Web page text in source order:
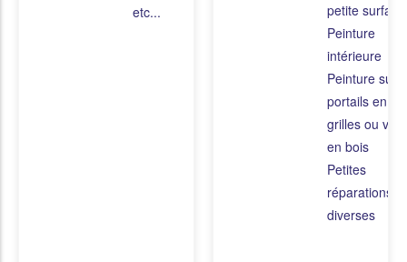
etc...
petite surface
Peinture
intérieure
Peinture sur
portails en
grilles ou
en bois
Petites
réparations
diverses